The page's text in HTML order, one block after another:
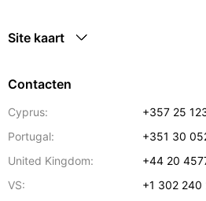
Site kaart
Contacten
Cyprus:
+357 25
Portugal:
+351 30
United Kingdom:
+44 20
VS:
+1 302 240